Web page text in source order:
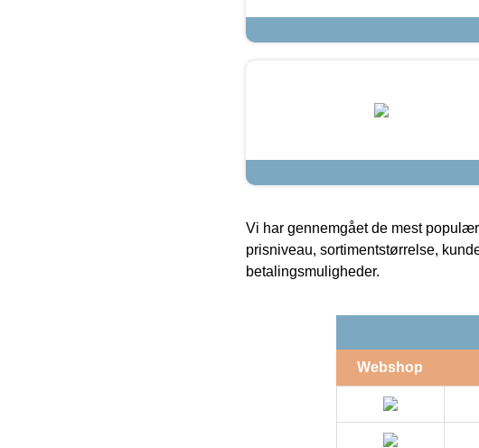
Vi har gennemgået de mest
prisniveau, sortimentstørrelse,
betalingsmuligheder.
Webshop